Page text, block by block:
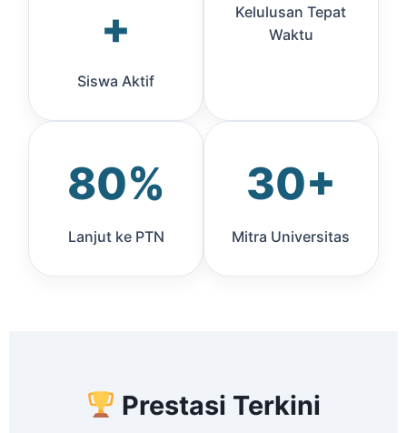
+
Siswa Aktif
Kelulusan Tepat
Waktu
80%
Lanjut ke PTN
30+
Mitra Universitas
Prestasi Terkini